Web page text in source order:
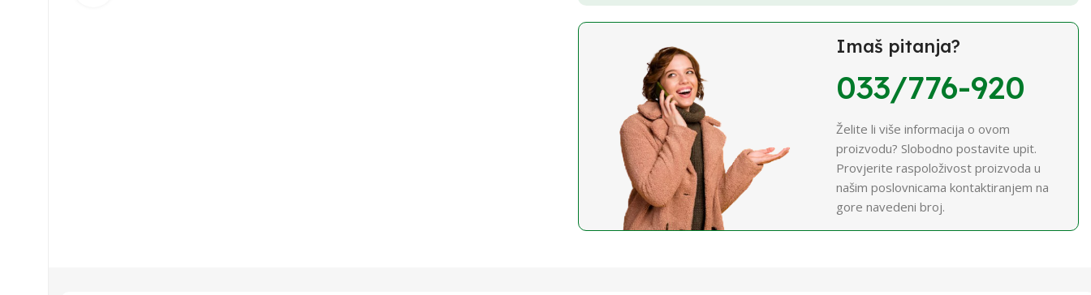
Imaš pitanja?
033/776-920
Želite li više informacija o ovom
proizvodu? Slobodno postavite upit.
Provjerite raspoloživost proizvoda u
našim poslovnicama kontaktiranjem na
gore navedeni broj.